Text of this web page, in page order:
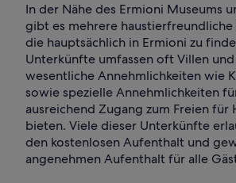
In der Nähe des Ermioni Museums
gibt es mehrere
die hauptsächlich in Ermioni zu
Unterkünfte umfassen oft Villen
wesentliche Annehmlichkeiten wie
sowie spezielle Annehmlichkeiten
ausreichend Zugang zum Freien für
bieten. Viele dieser Unterkünfte
den kostenlosen Aufenthalt und
angenehmen Aufenthalt für alle